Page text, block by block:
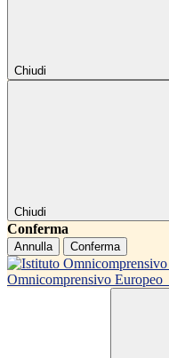
Chiudi
Chiudi
Conferma
Annulla Conferma
Omnicomprensivo Europeo